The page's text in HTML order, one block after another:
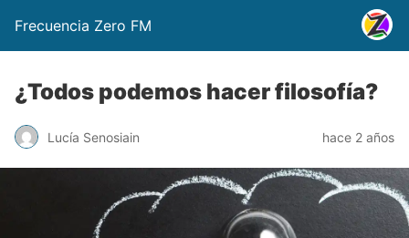
Frecuencia Zero FM
¿Todos podemos hacer filosofía?
Lucía Senosiain hace 2 años